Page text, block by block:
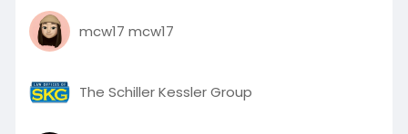
mcw17 mcw17
The Schiller Kessler Group